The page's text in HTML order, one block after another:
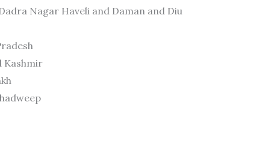
Nagar Haveli and Daman and Diu
Kashmir